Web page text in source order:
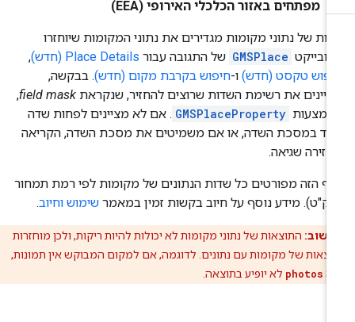
מפתחים באזור הכלכלי האירופי (EEA)
של נתוני מקומות מגדירים את נתוני המקומות שיוחזרו
GMSPlace של התגובה עבורPlace Details (חדש)
,‏
טקסט (חדש)ו-חיפוש בקרבת מקום (חדש). בבקשה,
את רשימת השדות שרוצים להחזיר, שנקראתfield mask
,
GMSPlaceProperty . אם לא מציינים לפחות שדה
במסכת השדה, או אם משמיטים את מסכת השדה, הקריאה
שגיאה.
הזה מפורטים כל שדות הנתונים של מקומות לפי רמת תמחור
מידע נוסף על חיוב בקשות זמין במאמרשימוש וחיוב.
חשוב:התוצאות של נתוני מקומות לא יכולות להיות ריקות, ולכן מוחזרות
של מקומות עם נתונים. לדוגמה, אם למקום המבוקש אין תמונות,
photosלא יופיע בתוצאה.